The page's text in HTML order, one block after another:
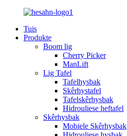
Tuis
Produkte
Boom lig
Cherry Picker
ManLift
Lig Tafel
Tafelhysbak
Skêrhystafel
Tafelskêrhysbak
Hidrouliese heftafel
Skêrhysbak
Mobiele Skêrhysbak